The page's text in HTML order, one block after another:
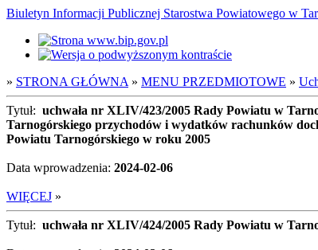
Biuletyn Informacji Publicznej Starostwa Powiatowego w
» STRONA GŁÓWNA » MENU PRZEDMIOTOWE »
Tytuł: uchwała nr XLIV/423/2005 Rady Powiatu w
Tarnogórskiego przychodów i wydatków rachunków
Powiatu Tarnogórskiego w roku 2005
Data wprowadzenia: 2024-02-06
WIĘCEJ »
Tytuł: uchwała nr XLIV/424/2005 Rady Powiatu w